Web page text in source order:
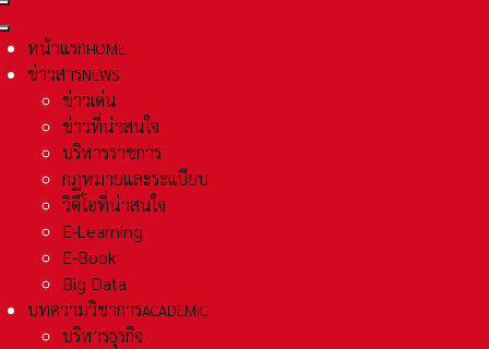
หน้าแรกHOME
ข่าวสารNEWS
ข่าวเด่น
ข่าวที่น่าสนใจ
บริหารราชการ
กฏหมายและระเเบียบ
วิดีโอที่น่าสนใจ
E-Learning
E-Book
Big Data
บทความวิชาการACADEMIC
บริหารธุรกิจ